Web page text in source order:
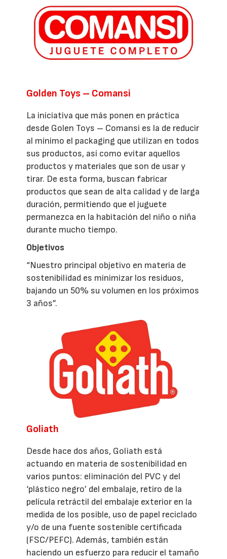
Golden Toys – Comansi
La iniciativa que más ponen en práctica
desde Golen Toys – Comansi es la de reducir
al mínimo el packaging que utilizan en todos
sus productos, así como evitar aquellos
productos y materiales que son de usar y
tirar. De esta forma, buscan fabricar
productos que sean de alta calidad y de larga
duración, permitiendo que el juguete
permanezca en la habitación del niño o niña
durante mucho tiempo.
Objetivos
“Nuestro principal objetivo en materia de
sostenibilidad es minimizar los residuos,
bajando un 50% su volumen en los próximos
3 años”.
Goliath
Desde hace dos años, Goliath está
actuando en materia de sostenibilidad en
varios puntos: eliminación del PVC y del
‘plástico negro’ del embalaje, retiro de la
película retráctil del embalaje exterior en la
medida de los posible, uso de papel reciclado
y/o de una fuente sostenible certificada
(FSC/PEFC). Además, también están
haciendo un esfuerzo para reducir el tamaño